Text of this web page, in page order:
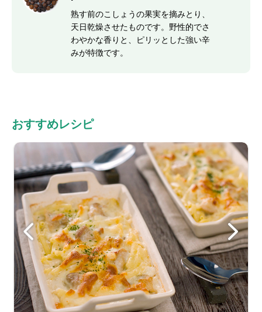
熟す前のこしょうの果実を摘みとり、
天日乾燥させたものです。野性的でさ
わやかな香りと、ピリッとした強い辛
みが特徴です。
おすすめレシピ